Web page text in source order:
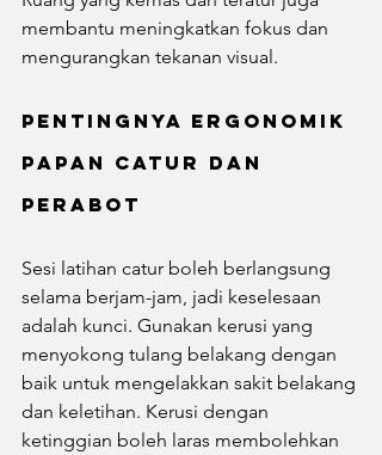
membantu meningkatkan fokus dan
mengurangkan tekanan visual.
Pentingnya Ergonomik
Papan Catur dan
Perabot
Sesi latihan catur boleh berlangsung
selama berjam-jam, jadi keselesaan
adalah kunci. Gunakan kerusi yang
menyokong tulang belakang dengan
baik untuk mengelakkan sakit belakang
dan keletihan. Kerusi dengan
ketinggian boleh laras membolehkan